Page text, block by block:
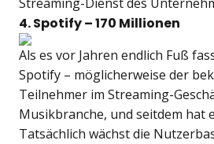
4. Spotify – 170 Millionen
Als es vor Jahren endlich Fuß
Spotify – möglicherweise der
Teilnehmer im Streaming-
Musikbranche, und seitdem hat
Tatsächlich wächst die